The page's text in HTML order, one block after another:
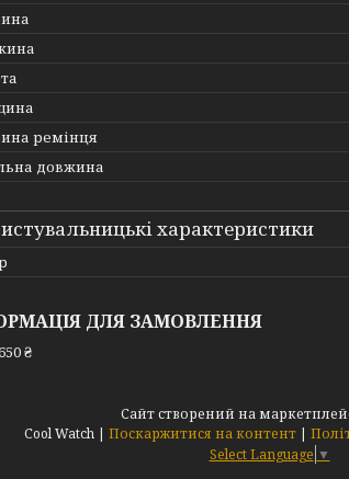
ремінця
довжина
характеристики
ДЛЯ ЗАМОВЛЕННЯ
₴
Сайт створений на
Cool Watch | Поскаржитися на контент |
Select Language ▼